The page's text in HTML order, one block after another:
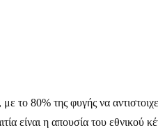
το 80% της φυγής να
είναι η απουσία του εθνικού